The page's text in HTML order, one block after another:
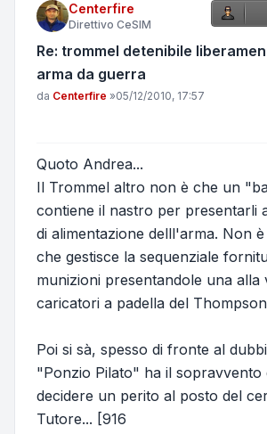
Centerfire
Direttivo CeSIM
Re: trommel detenibile
arma da guerra
Messaggio
da Centerfire »05/12/2010, 17:57
Quoto Andrea...
Il Trommel altro non è che un
contiene il nastro per presentarli
di alimentazione delll'arma. Non
che gestisce la sequenziale
munizioni presentandole una alla
caricatori a padella del
Poi si sà, spesso di fronte al
"Ponzio Pilato" ha il sopravvento
decidere un perito al posto del
Tutore... [916